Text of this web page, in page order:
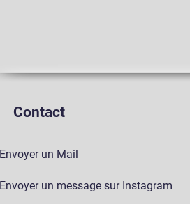
Contact
Envoyer un Mail
Envoyer un message sur Instagram